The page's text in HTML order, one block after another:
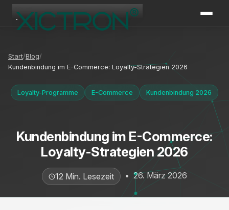
Start Blog
Kundenbindung im E-Commerce: Loyalty-Strategien 2026
Loyalty-Programme E-Commerce Kundenbindung 2026
Kundenbindung im E-Commerce:
Loyalty-Strategien 2026
12 Min. Lesezeit • 26. März 2026
XICTRON